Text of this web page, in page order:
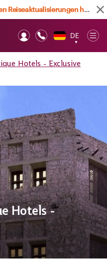
Reiseaktualisierungen hier
DE
▼
Hotels - Exclusive
Hotels -